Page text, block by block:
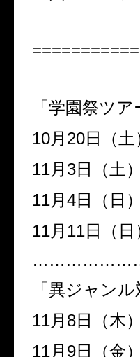
「学園祭ツア
10月 20日（
11月 3日（土
11月 4日（日
11月 11日（
「異ジャンル
11月 8日（木
11月 9日（金